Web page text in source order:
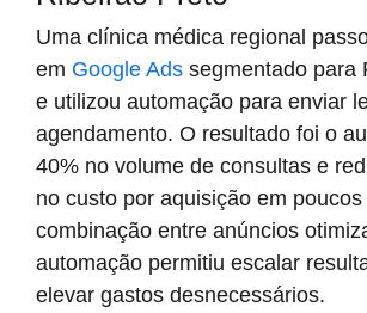
Uma clínica médica regional
em Google Ads segmentado para
e utilizou automação para enviar
agendamento. O resultado foi o
40% no volume de consultas e
no custo por aquisição em poucos
combinação entre anúncios
automação permitiu escalar
elevar gastos desnecessários.